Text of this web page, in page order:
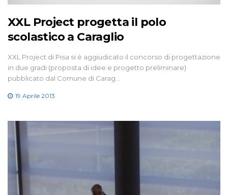
XXL Project progetta il polo
scolastico a Caraglio
XXL Project di Pisa si è aggiudicato il concorso di progettazione
in due gradi (proposta di idee e progetto preliminare)
pubblicato dal Comune di Carag…
19 Aprile 2013